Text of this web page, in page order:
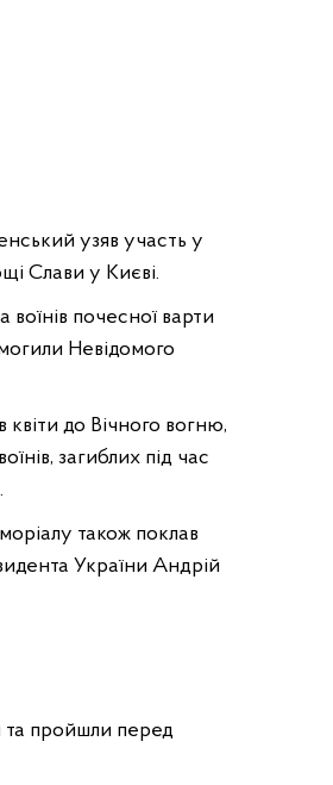
узяв участь у
Слави у Києві.
почесної варти
Невідомого
квіти до Вічного вогню,
загиблих під час
також поклав
України Андрій
та пройшли перед